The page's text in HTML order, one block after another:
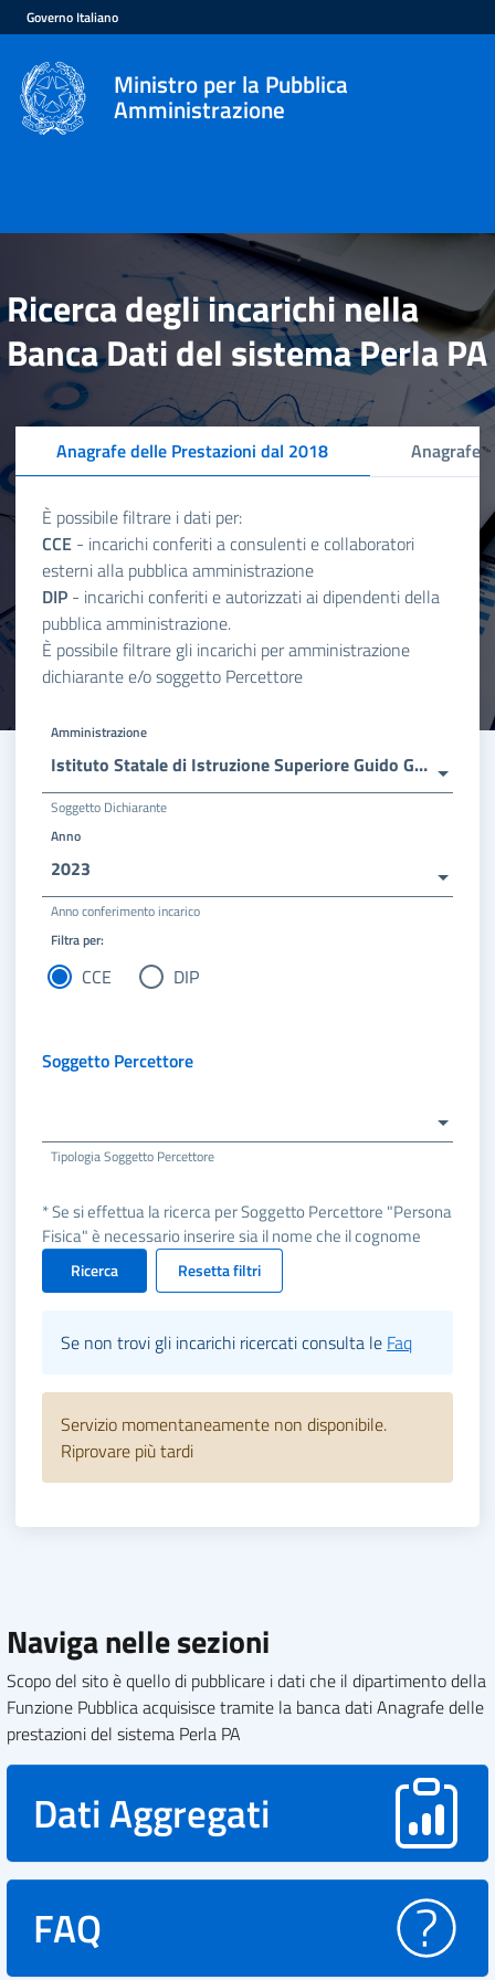
Governo Italiano
Ministro per la Pubblica
Amministrazione
Ricerca degli incarichi nella
Banca Dati del sistema Perla PA
Anagrafe delle Prestazioni dal 2018 Anagrafe
È possibile filtrare i dati per:
CCE - incarichi conferiti a consulenti e collaboratori
esterni alla pubblica amministrazione
DIP - incarichi conferiti e autorizzati ai dipendenti della
pubblica amministrazione.
È possibile filtrare gli incarichi per amministrazione
dichiarante e/o soggetto Percettore
Amministrazione
Istituto Statale di Istruzione Superiore Guido Galli
Soggetto Dichiarante
Anno
2023
Anno conferimento incarico
Filtra per:
CCE DIP
Soggetto Percettore
Tipologia Soggetto Percettore
* Se si effettua la ricerca per Soggetto Percettore "Persona
Fisica" è necessario inserire sia il nome che il cognome
Ricerca Resetta filtri
Se non trovi gli incarichi ricercati consulta le Faq
Servizio momentaneamente non disponibile.
Riprovare più tardi
Naviga nelle sezioni
Scopo del sito è quello di pubblicare i dati che il dipartimento della
Funzione Pubblica acquisisce tramite la banca dati Anagrafe delle
prestazioni del sistema Perla PA
Dati Aggregati
FAQ